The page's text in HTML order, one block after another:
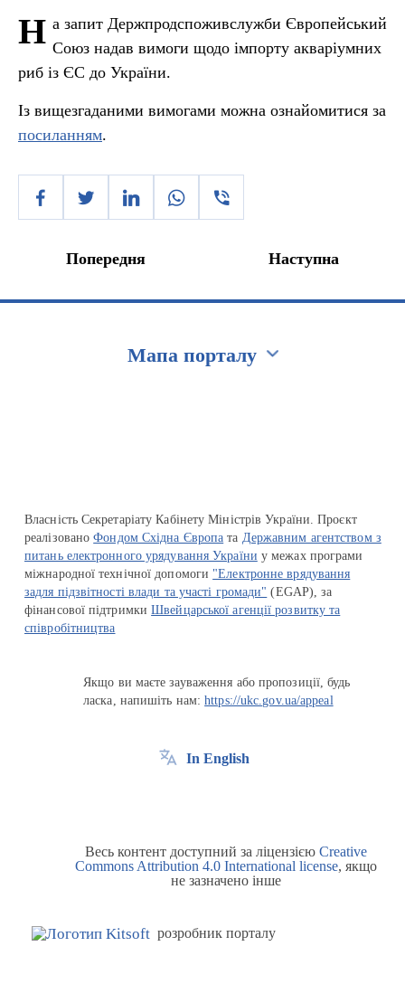
Н а запит Держпродспоживслужби Європейський
Союз надав вимоги щодо імпорту акваріумних
риб із ЄС до України.
Із вищезгаданими вимогами можна ознайомитися за
посиланням.
Попередня Наступна
Мапа порталу
Власність Секретаріату Кабінету Міністрів України. Проєкт
реалізованоФондом Східна Європа та Державним агентством з
питань електронного урядування України у межах програми
міжнародної технічної допомоги "Електронне врядування
задля підзвітності влади та участі громади" (EGAP), за
фінансової підтримкиШвейцарської агенції розвитку та
співробітництва
Якщо ви маєте зауваження або пропозиції, будь
ласка, напишіть нам:https://ukc.gov.ua/appeal
In English
Весь контент доступний за ліцензією Creative
Commons Attribution 4.0 International license, якщо
не зазначено інше
розробник порталу